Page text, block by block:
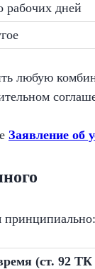
рабочих дней
любую
Заявление об
принципиально:
(ст. 92